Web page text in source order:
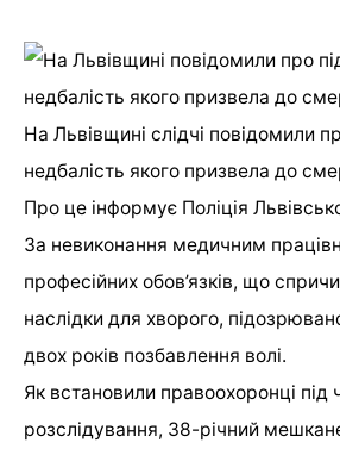
На Львівщині слідчі повідомили
недбалість якого призвела до
Про це інформує Поліція
За невиконання медичним
професійних обов’язків, що
наслідки для хворого,
двох років позбавлення волі.
Як встановили правоохоронці під
розслідування, 38-річний